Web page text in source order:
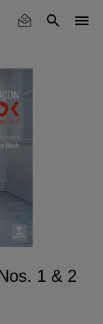
1 & 2